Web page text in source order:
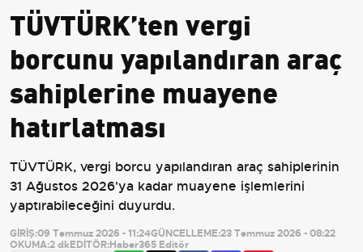
TÜVTÜRK’ten vergi
borcunu yapılandıran araç
sahiplerine muayene
hatırlatması
TÜVTÜRK, vergi borcu yapılandıran araç sahiplerinin
31 Ağustos 2026'ya kadar muayene işlemlerini
yaptırabileceğini duyurdu.
GİRİŞ:09 Temmuz 2026 - 11:24GÜNCELLEME:23 Temmuz 2026 - 08:22
OKUMA:2 dkEDİTÖR:Haber365 Editör